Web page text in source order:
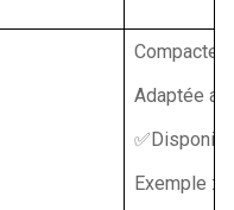
Compacte,
Adaptée
Exemple :